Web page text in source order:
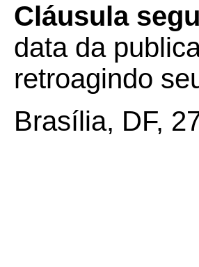
Cláusula
data da
retroagindo
Brasília, DF,